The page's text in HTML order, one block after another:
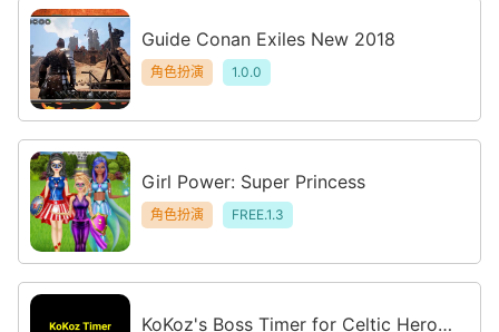
Guide Conan Exiles New 2018
角色扮演 1.0.0
Girl Power: Super Princess
角色扮演 FREE.1.3
KoKoz's Boss Timer for Celtic Heroe